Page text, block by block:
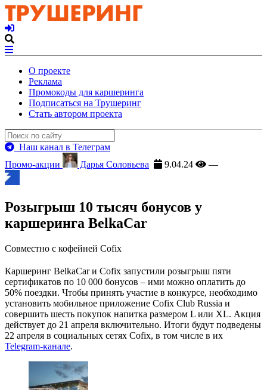
О проекте
Реклама
Промокоды для каршеринга
Подписаться на Трушеринг
Стать автором проекта
Наш канал в Телеграм
Промо-акции
Дарья Соловьева 9.04.24 —
Розыгрыш 10 тысяч бонусов у
каршеринга BelkaCar
Совместно с кофейней Cofix
Каршеринг BelkaCar и Cofix запустили розыгрыш пяти
сертификатов по 10 000 бонусов – ими можно оплатить до
50% поездки. Чтобы принять участие в конкурсе, необходимо
установить мобильное приложение Cofix Club Russia и
совершить шесть покупок напитка размером L или XL. Акция
действует до 21 апреля включительно. Итоги будут подведены
22 апреля в социальных сетях Cofix, в том числе в их
Telegram-канале.